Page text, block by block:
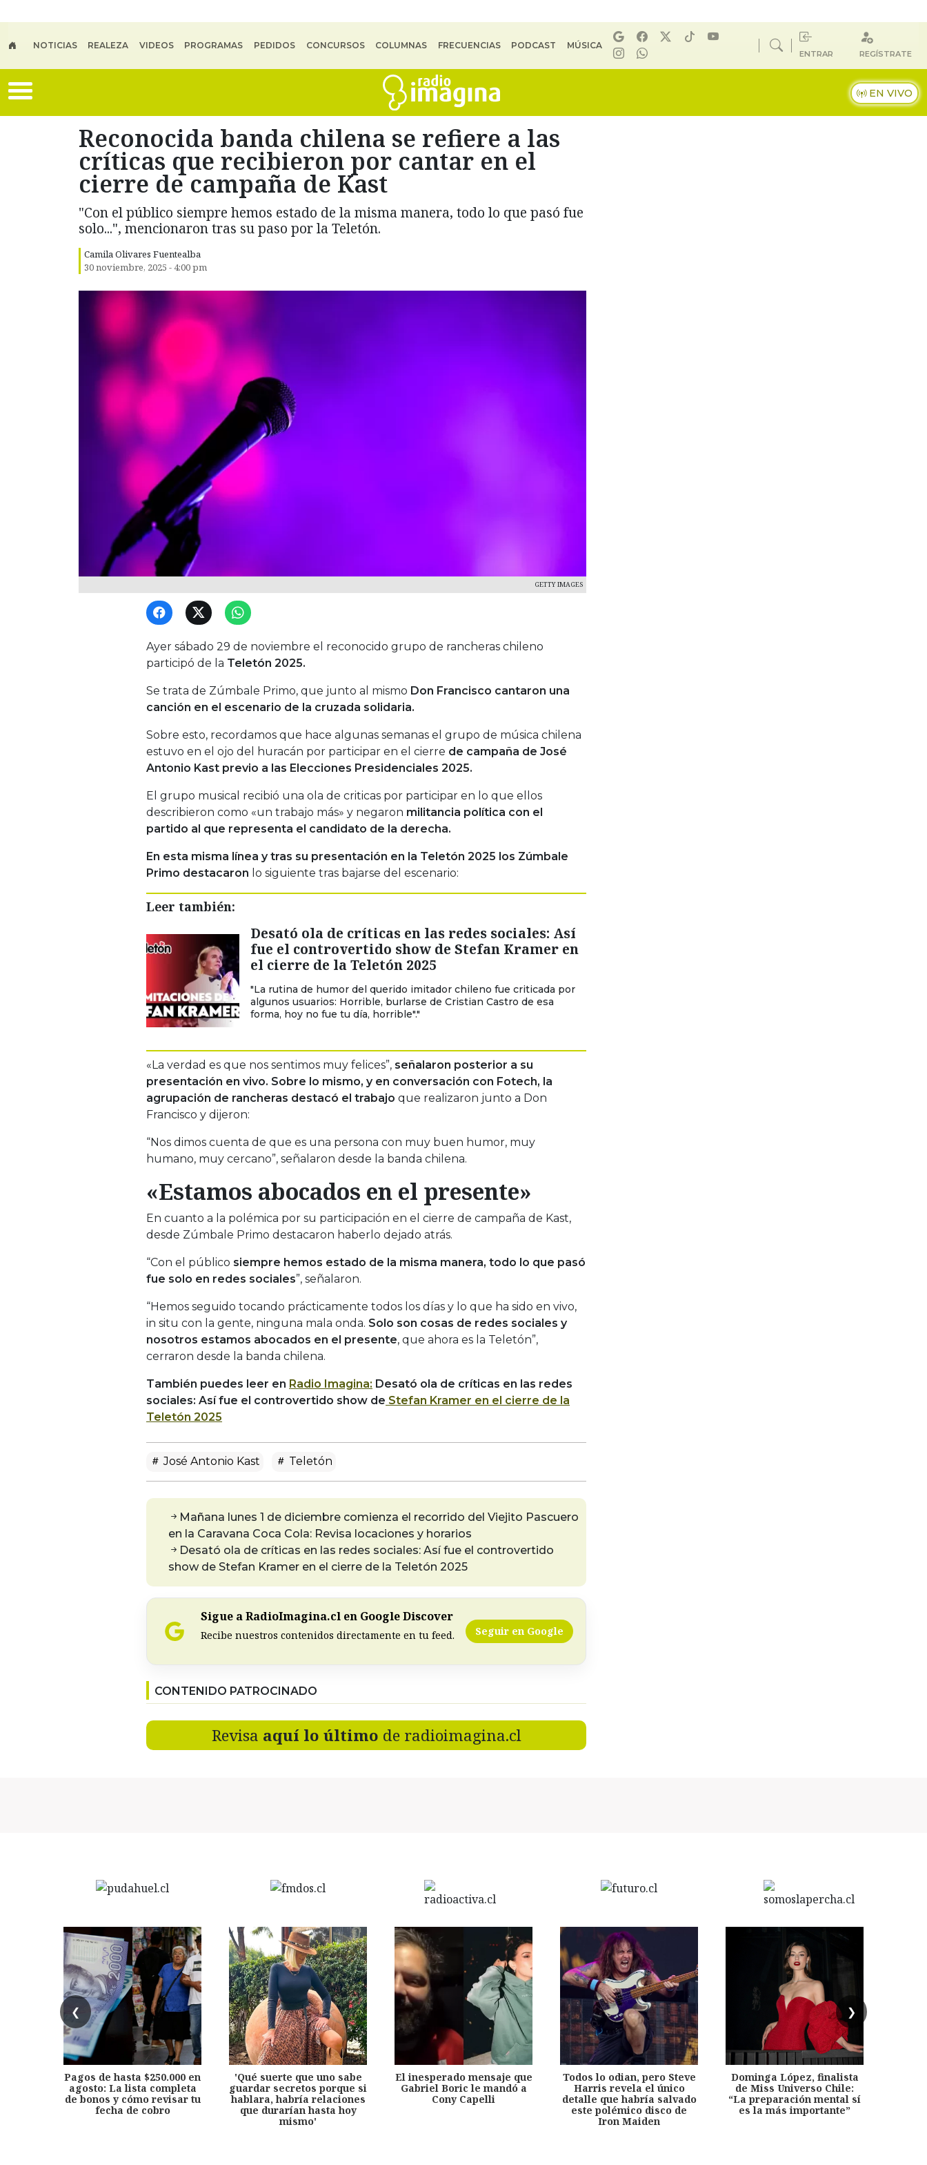
NOTICIAS REALEZA VIDEOS PROGRAMAS PEDIDOS CONCURSOS COLUMNAS FRECUENCIAS PODCAST MÚSICA
ENTRAR REGÍSTRATE
EN VIVO
Reconocida banda chilena se refiere a las
críticas que recibieron por cantar en el
cierre de campaña de Kast
"Con el público siempre hemos estado de la misma manera, todo lo que pasó fue
solo...", mencionaron tras su paso por la Teletón.
Camila Olivares Fuentealba
30 noviembre, 2025 - 4:00 pm
GETTY IMAGES
Ayer sábado 29 de noviembre el reconocido grupo de rancheras chileno
participó de la Teletón 2025.
Se trata de Zúmbale Primo, que junto al mismo Don Francisco cantaron una
canción en el escenario de la cruzada solidaria.
Sobre esto, recordamos que hace algunas semanas el grupo de música chilena
estuvo en el ojo del huracán por participar en el cierre de campaña de José
Antonio Kast previo a las Elecciones Presidenciales 2025.
El grupo musical recibió una ola de criticas por participar en lo que ellos
describieron como «un trabajo más» y negaron militancia política con el
partido al que representa el candidato de la derecha.
En esta misma línea y tras su presentación en la Teletón 2025 los Zúmbale
Primo destacaron lo siguiente tras bajarse del escenario:
Leer también:
Desató ola de críticas en las redes sociales: Así
fue el controvertido show de Stefan Kramer en
el cierre de la Teletón 2025
"La rutina de humor del querido imitador chileno fue criticada por
algunos usuarios: Horrible, burlarse de Cristian Castro de esa
forma, hoy no fue tu día, horrible"."
«La verdad es que nos sentimos muy felices”, señalaron posterior a su
presentación en vivo. Sobre lo mismo, y en conversación con Fotech, la
agrupación de rancheras destacó el trabajo que realizaron junto a Don
Francisco y dijeron:
“Nos dimos cuenta de que es una persona con muy buen humor, muy
humano, muy cercano”, señalaron desde la banda chilena.
«Estamos abocados en el presente»
En cuanto a la polémica por su participación en el cierre de campaña de Kast,
desde Zúmbale Primo destacaron haberlo dejado atrás.
“Con el público siempre hemos estado de la misma manera, todo lo que pasó
fue solo en redes sociales”, señalaron.
“Hemos seguido tocando prácticamente todos los días y lo que ha sido en vivo,
in situ con la gente, ninguna mala onda. Solo son cosas de redes sociales y
nosotros estamos abocados en el presente, que ahora es la Teletón”,
cerraron desde la banda chilena.
También puedes leer en Radio Imagina: Desató ola de críticas en las redes
sociales: Así fue el controvertido show de Stefan Kramer en el cierre de la
Teletón 2025
José Antonio Kast Teletón
Mañana lunes 1 de diciembre comienza el recorrido del Viejito Pascuero
en la Caravana Coca Cola: Revisa locaciones y horarios
Desató ola de críticas en las redes sociales: Así fue el controvertido
show de Stefan Kramer en el cierre de la Teletón 2025
Sigue a RadioImagina.cl en Google Discover
Recibe nuestros contenidos directamente en tu feed. Seguir en Google
CONTENIDO PATROCINADO
Revisa aquí lo último de radioimagina.cl
❮ ❯
Pagos de hasta $250.000 en
agosto: La lista completa
de bonos y cómo revisar tu
fecha de cobro
'Qué suerte que uno sabe
guardar secretos porque si
hablara, habría relaciones
que durarían hasta hoy
mismo'
El inesperado mensaje que
Gabriel Boric le mandó a
Cony Capelli
Todos lo odian, pero Steve
Harris revela el único
detalle que habría salvado
este polémico disco de
Iron Maiden
Dominga López, finalista
de Miss Universo Chile:
“La preparación mental sí
es la más importante”